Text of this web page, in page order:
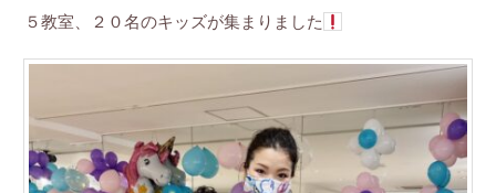
５教室、２０名のキッズが集まりました